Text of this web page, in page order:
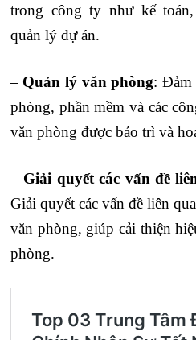
trong công ty như kế
quản lý dự án.
–Quản lý văn phòng: Đảm
phòng, phần mềm và các
văn phòng được bảo trì và
– Giải quyết các vấn đề
Giải quyết các vấn đề liên
văn phòng, giúp cải thiện
phòng.